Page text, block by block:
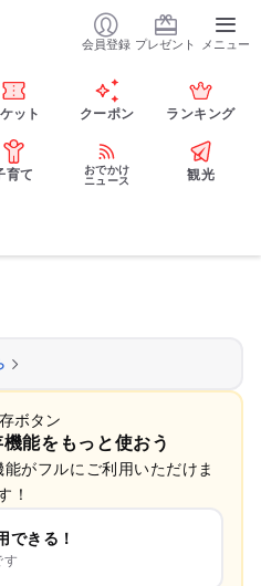
会員登録 プレゼント メニュー
ット クーポン ランキング
育て
おでかけ
ニュース
観光
能をもっと使おう
がフルにご利用いただけま
！
できる！
す